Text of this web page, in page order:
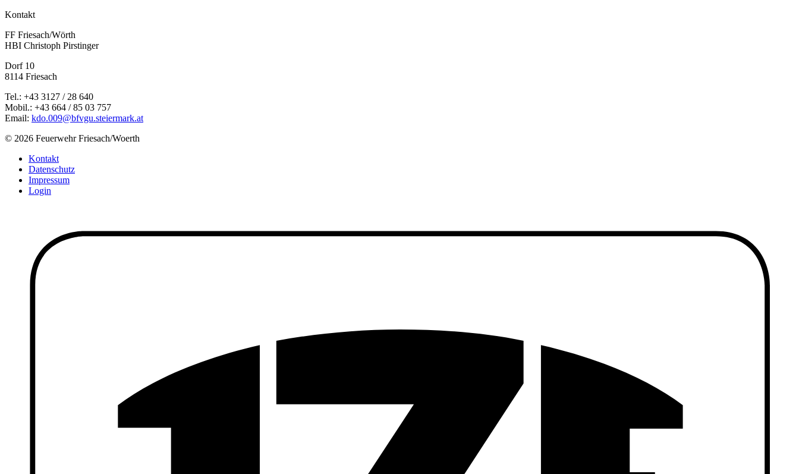
Kontakt
FF Friesach/Wörth
HBI Christoph Pirstinger
Dorf 10
8114 Friesach
Tel.: +43 3127 / 28 640
Mobil.: +43 664 / 85 03 757
Email: kdo.009@bfvgu.steiermark.at
© 2026 Feuerwehr Friesach/Woerth
Kontakt
Datenschutz
Impressum
Login